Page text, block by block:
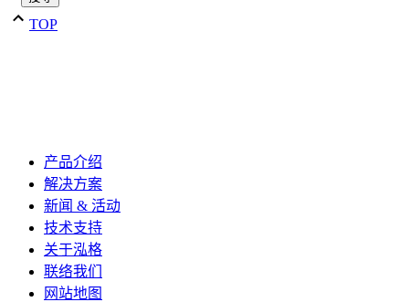
TOP
产品介绍
解决方案
新闻 & 活动
技术支持
关于泓格
联络我们
网站地图